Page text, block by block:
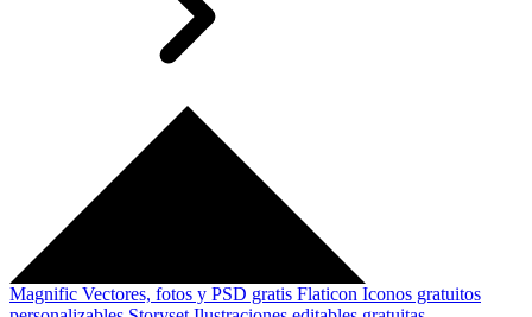
Magnific Vectores, fotos y PSD gratis Flaticon Iconos gratuitos